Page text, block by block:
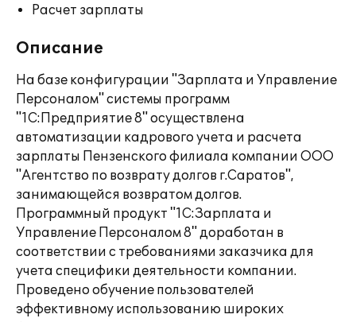
Расчет зарплаты
Описание
На базе конфигурации "Зарплата и Управление
Персоналом" системы программ
"1С:Предприятие 8" осуществлена
автоматизации кадрового учета и расчета
зарплаты Пензенского филиала компании ООО
"Агентство по возврату долгов г.Саратов",
занимающейся возвратом долгов.
Программный продукт "1С:Зарплата и
Управление Персоналом 8" доработан в
соответствии с требованиями заказчика для
учета специфики деятельности компании.
Проведено обучение пользователей
эффективному использованию широких